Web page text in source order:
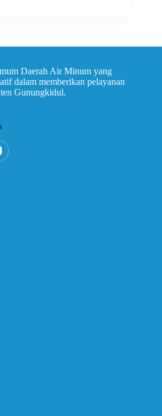
Daerah Air Minum yang
dalam memberikan pelayanan
Gunungkidul.